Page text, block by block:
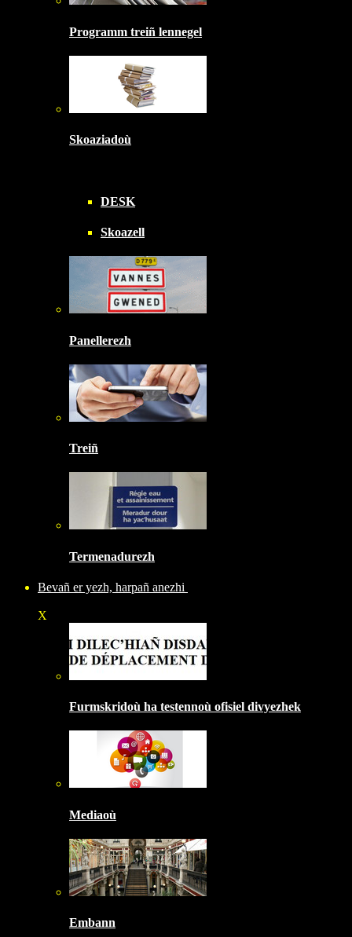
Programm treiñ lennegel
Skoaziadoù
DESK
Skoazell
Panellerezh
Treiñ
Termenadurezh
Bevañ er yezh, harpañ anezhi
X
Furmskridoù ha testennoù ofisiel divyezhek
Mediaoù
Embann